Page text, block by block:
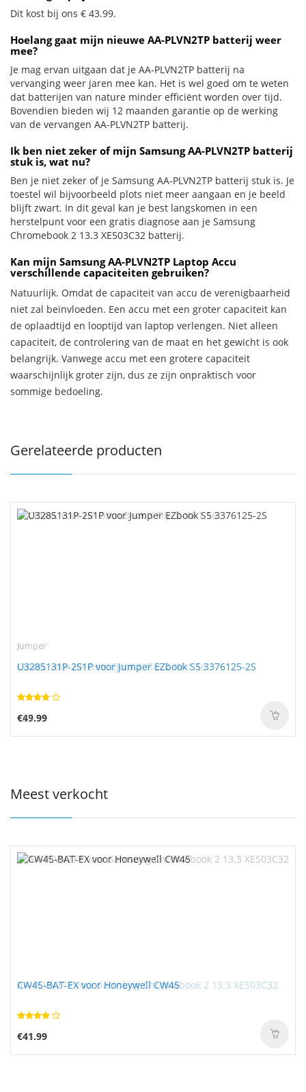
Dit kost bij ons € 43.99.
Hoelang gaat mijn nieuwe AA-PLVN2TP batterij weer
mee?
Je mag ervan uitgaan dat je AA-PLVN2TP batterij na
vervanging weer jaren mee kan. Het is wel goed om te weten
dat batterijen van nature minder efficiënt worden over tijd.
Bovendien bieden wij 12 maanden garantie op de werking
van de vervangen AA-PLVN2TP batterij.
Ik ben niet zeker of mijn Samsung AA-PLVN2TP batterij
stuk is, wat nu?
Ben je niet zeker of je Samsung AA-PLVN2TP batterij stuk is. Je
toestel wil bijvoorbeeld plots niet meer aangaan en je beeld
blijft zwart. In dit geval kan je best langskomen in een
herstelpunt voor een gratis diagnose aan je Samsung
Chromebook 2 13.3 XE503C32 batterij.
Kan mijn Samsung AA-PLVN2TP Laptop Accu
verschillende capaciteiten gebruiken?
Natuurlijk. Omdat de capaciteit van accu de verenigbaarheid
niet zal beïnvloeden. Een accu met een groter capaciteit kan
de oplaadtijd en looptijd van laptop verlengen. Niet alleen
capaciteit, de controlering van de maat en het gewicht is ook
belangrijk. Vanwege accu met een grotere capaciteit
waarschijnlijk groter zijn, dus ze zijn onpraktisch voor
sommige bedoeling.
Gerelateerde producten
Jumper
U3285131P-2S1P voor Jumper EZbook S5 3376125-2S
€49.99
Meest verkocht
CW45-BAT-EX voor Honeywell CW45
€41.99